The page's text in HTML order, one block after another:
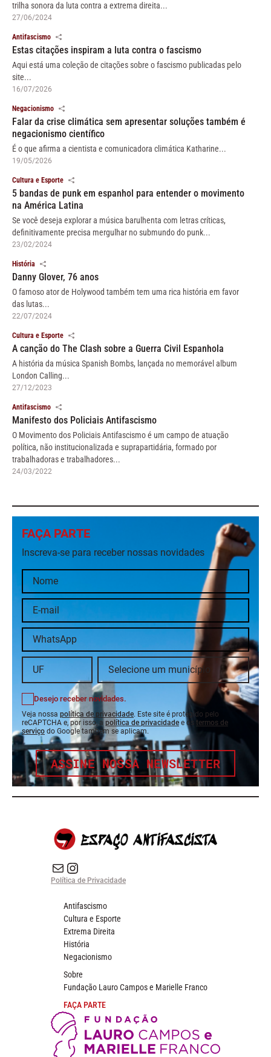
trilha sonora da luta contra a extrema direita...
27/06/2024
Antifascismo
Estas citações inspiram a luta contra o fascismo
Aqui está uma coleção de citações sobre o fascismo publicadas pelo
site...
16/07/2026
Negacionismo
Falar da crise climática sem apresentar soluções também é
negacionismo científico
É o que afirma a cientista e comunicadora climática Katharine...
19/05/2026
Cultura e Esporte
5 bandas de punk em espanhol para entender o movimento
na América Latina
Se você deseja explorar a música barulhenta com letras críticas,
definitivamente precisa mergulhar no submundo do punk...
23/02/2024
História
Danny Glover, 76 anos
O famoso ator de Holywood também tem uma rica história em favor
das lutas...
22/07/2024
Cultura e Esporte
A canção do The Clash sobre a Guerra Civil Espanhola
A história da música Spanish Bombs, lançada no memorável album
London Calling...
27/12/2023
Antifascismo
Manifesto dos Policiais Antifascismo
O Movimento dos Policiais Antifascismo é um campo de atuação
política, não institucionalizada e suprapartidária, formado por
trabalhadoras e trabalhadores...
24/03/2022
FAÇA PARTE
Inscreva-se para receber nossas novidades
Desejo receber novidades.
Veja nossa política de privacidade. Este site é protegido pelo
reCAPTCHA e, por isso, a política de privacidade e os termos de
serviço do Google também se aplicam.
ASSINE NOSSA NEWSLETTER
E-mail Instagram do Espaço Antifascista
Política de Privacidade
Antifascismo
Cultura e Esporte
Extrema Direita
História
Negacionismo
Sobre
Fundação Lauro Campos e Marielle Franco
FAÇA PARTE